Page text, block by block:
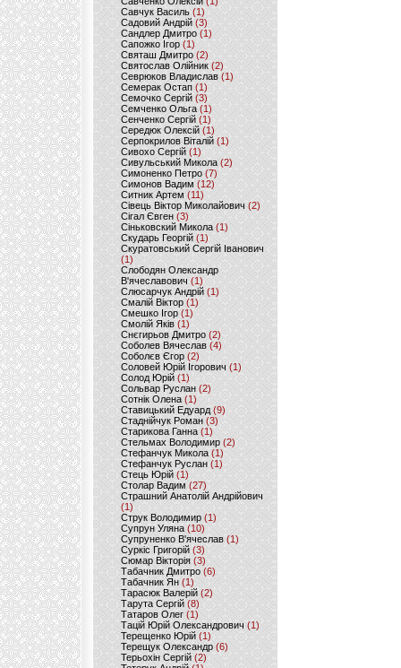
Савчук Василь (1)
Садовий Андрій (3)
Сандлер Дмитро(1)
Сапожко Ігор(1)
Святаш Дмитро (2)
Святослав Олійник (2)
Севрюков Владислав (1)
Семерак Остап (1)
Семочко Сергій (3)
Семченко Ольга (1)
Сенченко Сергій(1)
Середюк Олексій(1)
Серпокрилов Віталій(1)
Сивохо Сергій(1)
Сивульський Микола(2)
Симоненко Петро(7)
Симонов Вадим (12)
Ситник Артем(11)
Сівець Віктор Миколайович(2)
Сігал Євген (3)
Сіньковский Микола(1)
Скударь Георгій (1)
Скуратовський Сергій Іванович
(1)
Слободян Олександр
В'ячеславович(1)
Слюсарчук Андрій(1)
Смалій Віктор (1)
Смешко Ігор (1)
Смолій Яків (1)
Снєгирьов Дмитро (2)
Соболев Вячеслав (4)
Соболєв Єгор(2)
Соловей Юрій Ігорович (1)
Солод Юрій (1)
Сольвар Руслан (2)
Сотнік Олена(1)
Ставицький Едуард (9)
Стаднійчук Роман(3)
Старикова Ганна (1)
Стельмах Володимир(2)
Стефанчук Микола (1)
Стефанчук Руслан (1)
Стець Юрій (1)
Столар Вадим(27)
Страшний Анатолій Андрійович
(1)
Струк Володимир (1)
Супрун Уляна (10)
Супруненко В'ячеслав (1)
Суркіс Григорій (3)
Сюмар Вікторія (3)
Табачник Дмитро (6)
Табачник Ян(1)
Тарасюк Валерій (2)
Тарута Сергій (8)
Татаров Олег(1)
Тацій Юрій Олександрович(1)
Терещенко Юрій(1)
Терещук Олександр(6)
Терьохін Сергій (2)